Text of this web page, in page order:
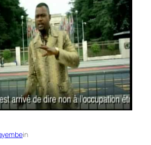
in